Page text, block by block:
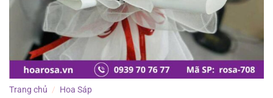
Trang chủ / Hoa Sáp